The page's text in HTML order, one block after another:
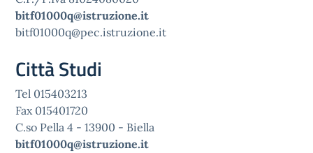
bitf01000q@istruzione.it
bitf01000q@pec.istruzione.it
Città Studi
Tel 015403213
Fax 015401720
C.so Pella 4 - 13900 - Biella
bitf01000q@istruzione.it